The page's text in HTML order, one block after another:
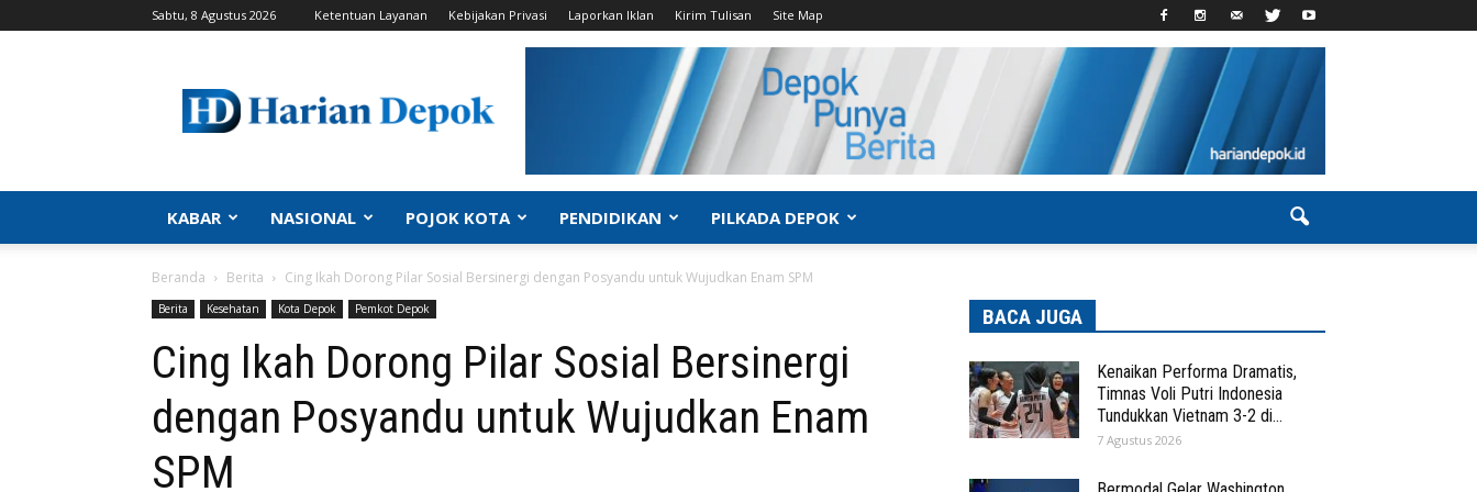
Sabtu, 8 Agustus 2026 Ketentuan Layanan Kebijakan Privasi Laporkan Iklan Kirim Tulisan Site Map
Depok
|
Kabar
Depok,
Info
Depok,
Portal
Depok
KABAR NASIONAL POJOK KOTA PENDIDIKAN PILKADA DEPOK
Beranda Berita Cing Ikah Dorong Pilar Sosial Bersinergi dengan Posyandu untuk Wujudkan Enam SPM
Berita Kesehatan Kota Depok Pemkot Depok
Cing Ikah Dorong Pilar Sosial Bersinergi
dengan Posyandu untuk Wujudkan Enam
SPM
BACA JUGA
Kenaikan Performa Dramatis,
Timnas Voli Putri Indonesia
Tundukkan Vietnam 3-2 di...
7 Agustus 2026